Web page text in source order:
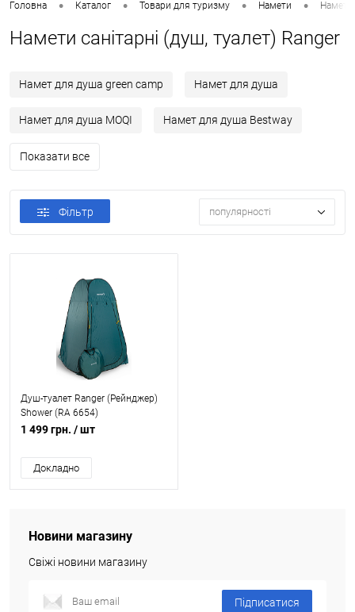
Головна • Каталог • Товари для туризму • Намети • Намети
Намети санітарні (душ, туалет) Ranger
Намет для душа green camp Намет для душа
Намет для душа MOQI Намет для душа Bestway
Показати все
Фільтр популярності
Душ-туалет Ranger (Рейнджер)
Shower (RA 6654)
1 499 грн. / шт
Докладно
Новини магазину
Свіжі новини магазину
Підписатися